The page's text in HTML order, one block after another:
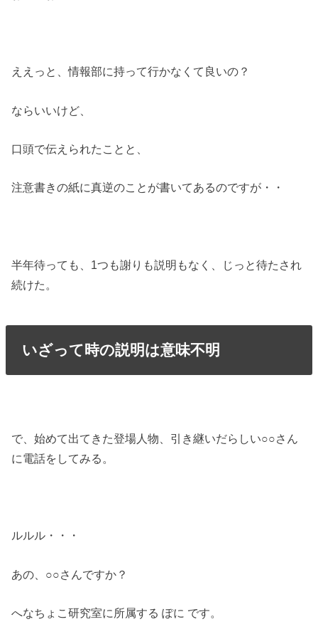
ええっと、情報部に持って行かなくて良いの？
ならいいけど、
口頭で伝えられたことと、
注意書きの紙に真逆のことが書いてあるのですが・・
半年待っても、1つも謝りも説明もなく、じっと待たされ
続けた。
いざって時の説明は意味不明
で、始めて出てきた登場人物、引き継いだらしい○○さん
に電話をしてみる。
ルルル・・・
あの、○○さんですか？
へなちょこ研究室に所属する ぽに です。